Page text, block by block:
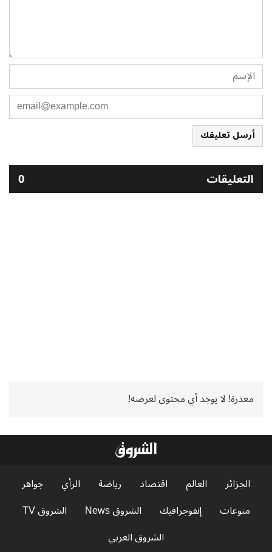
أرسل تعليقك
التعليقات 0
معذرة! لا يوجد أي محتوى لعرضه!
الجزائر العالم اقتصاد رياضة الرأي
جواهر
منوعات
إنفوجرافيك الشروق News
الشروق TV
الشروق العربي